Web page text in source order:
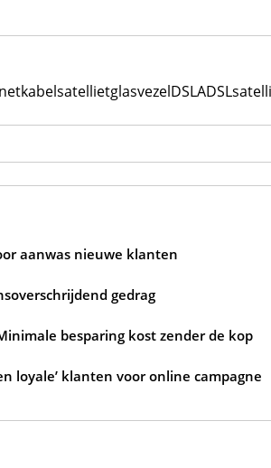
kabelsatellietglasvezelDSLADSL
aanwas nieuwe klanten
gedrag
besparing kost zender de kop
loyale’ klanten voor online campagne